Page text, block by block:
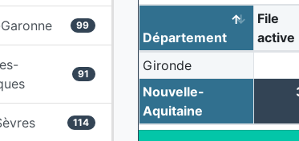
99
91
114
Département
File
active
Gironde
Nouvelle-
Aquitaine